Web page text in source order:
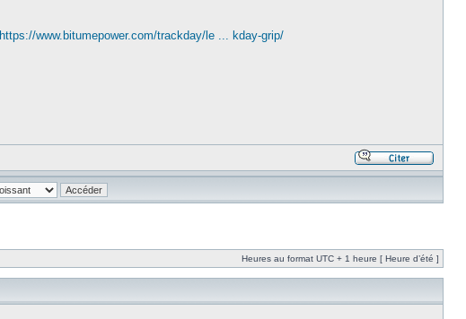
https://www.bitumepower.com/trackday/le ... kday-grip/
Heures au format UTC + 1 heure [ Heure d’été ]